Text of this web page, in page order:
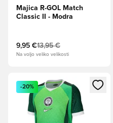
Majica R-GOL Match
Classic II - Modra
9,95 €13,95 €
Na voljo veliko velikosti
Odpre Modal za prijavo ali
-20%